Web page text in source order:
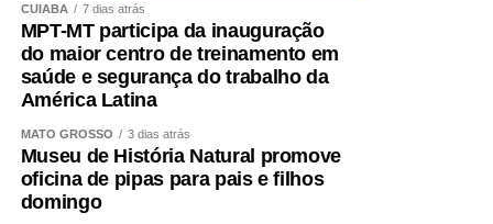
A expectativa é que, em 2026, cerca de 22,2 milhões
de trabalhadores recebam o abono salarial.
COMENTE ABAIXO:
CUIABÁ 7 dias atrás
MPT-MT participa da inauguração
do maior centro de treinamento em
saúde e segurança do trabalho da
América Latina
MATO GROSSO 3 dias atrás
Museu de História Natural promove
oficina de pipas para pais e filhos
domingo